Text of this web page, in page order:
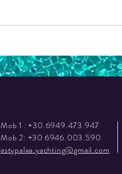
Mob 1 : +30.6949.473.947
Mob 2: +30 6946.003.590
astypalea.yachting@gmail.com